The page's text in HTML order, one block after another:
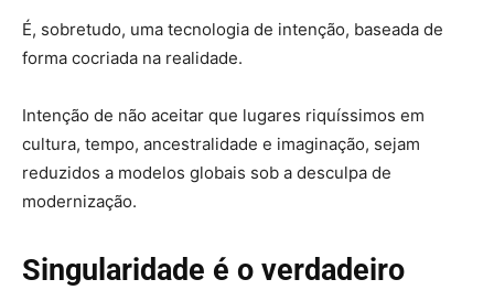
É, sobretudo, uma tecnologia de intenção, baseada de
forma cocriada na realidade.
Intenção de não aceitar que lugares riquíssimos em
cultura, tempo, ancestralidade e imaginação, sejam
reduzidos a modelos globais sob a desculpa de
modernização.
Singularidade é o verdadeiro